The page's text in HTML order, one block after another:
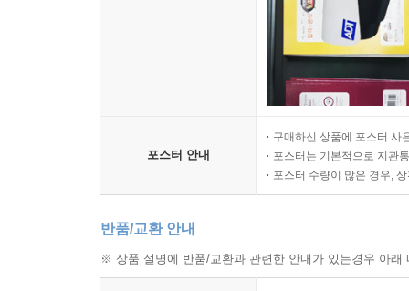
포스터 안내
구매하신 상품에 포스터 사
포스터는 기본적으로 지관
포스터 수량이 많은 경우,
반품/교환 안내
※ 상품 설명에 반품/교환과 관련한 안내가 있는경우 아